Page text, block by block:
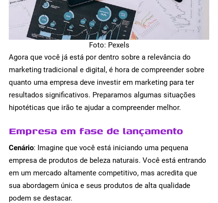
Foto: Pexels
Agora que você já está por dentro sobre a relevância do
marketing tradicional e digital, é hora de compreender sobre
quanto uma empresa deve investir em marketing para ter
resultados significativos. Preparamos algumas situações
hipotéticas que irão te ajudar a compreender melhor.
Empresa em fase de lançamento
Cenário: Imagine que você está iniciando uma pequena
empresa de produtos de beleza naturais. Você está entrando
em um mercado altamente competitivo, mas acredita que
sua abordagem única e seus produtos de alta qualidade
podem se destacar.